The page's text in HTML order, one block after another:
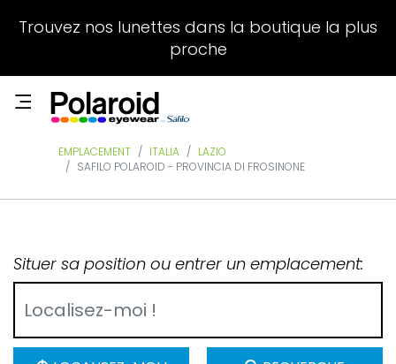
Trouvez nos lunettes dans la boutique la plus
proche
EMPLACEMENT ITALIA
LAZIO
SAFILO POLAROID - PROVINCIA DI FROSINONE
Situer sa position ou entrer un emplacement: